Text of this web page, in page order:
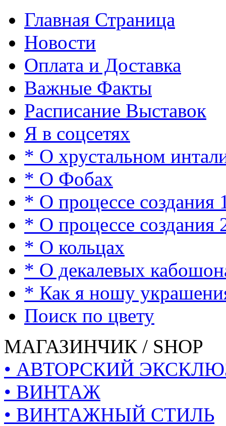
Главная Страница
Новости
Оплата и Доставка
Важные Факты
Расписание Выставок
Я в соцсетях
* О хрустальном
* О Фобах
* О процессе создания
* О процессе создания
* О кольцах
* О декалевых
* Как я ношу
Поиск по цвету
МАГАЗИНЧИК / SHOP
• АВТОРСКИЙ
• ВИНТАЖ
• ВИНТАЖНЫЙ СТИЛЬ